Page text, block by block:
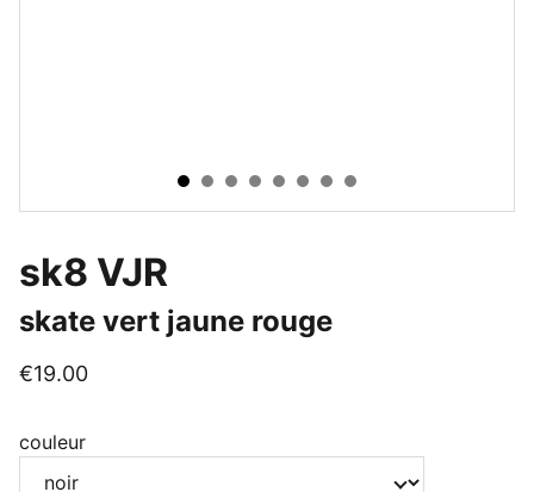
sk8 VJR
skate vert jaune rouge
€19.00
couleur